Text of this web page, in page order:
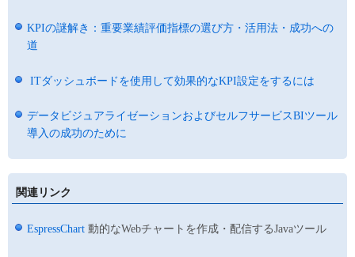
KPIの謎解き：重要業績評価指標の選び方・活用法・成功への
道
ITダッシュボードを使用して効果的なKPI設定をするには
データビジュアライゼーションおよびセルフサービスBIツール
導入の成功のために
関連リンク
EspressChart 動的なWebチャートを作成・配信するJavaツール